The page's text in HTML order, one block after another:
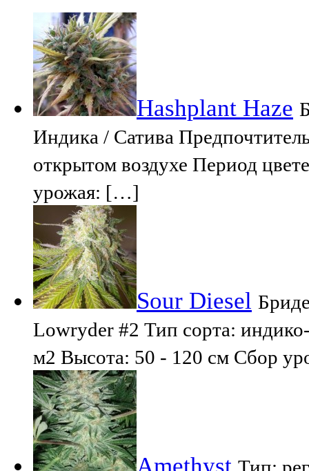
Hashplant Haze
Индика / Сатива
открытом воздухе Период
урожая: […]
Sour Diesel
Lowryder #2 Тип сорта:
м2 Высота: 50 - 120 см Сбор